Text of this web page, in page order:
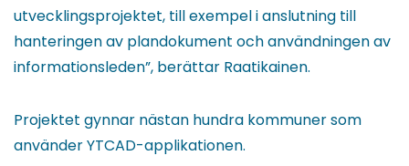
utvecklingsprojektet, till exempel i anslutning till
hanteringen av plandokument och användningen av
informationsleden”, berättar Raatikainen.
Projektet gynnar nästan hundra kommuner som
använder YTCAD-applikationen.